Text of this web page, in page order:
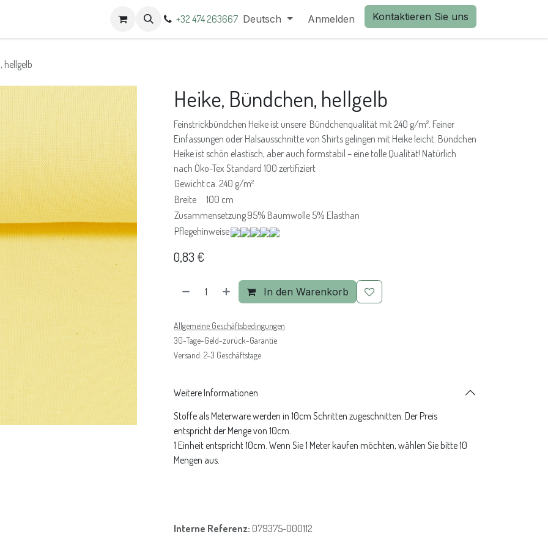
+32 474 263667 Deutsch Anmelden Kontaktieren Sie uns
hellgelb
Heike, Bündchen, hellgelb
Feinstrickbündchen Heike ist unsere Bündchenqualität mit 240 g/m². Feiner
Einfassungen oder Halsausschnitte von Shirts gelingen mit Heike leicht. Bündchen
Heike ist schön elastisch, aber auch formstabil – eine tolle Qualität! Natürlich
nach Öko-Tex Standard 100 zertifiziert
Gewichtca. 240 g/m²
Breite
100 cm
Zusammensetzung95% Baumwolle 5% Elasthan
Pflegehinweise
0,83 €
In den Warenkorb
Allgemeine Geschäftsbedingungen
30-Tage-Geld-zurück-Garantie
Versand: 2-3 Geschäftstage
Weitere Informationen
Stoffe als Meterware werden in 10cm Schritten zugeschnitten. Der Preis
entspricht der Menge von 10cm.
1 Einheit entspricht 10cm. Wenn Sie 1 Meter kaufen möchten, wählen Sie bitte 10
Mengen aus.
Interne Referenz: 079375-000112